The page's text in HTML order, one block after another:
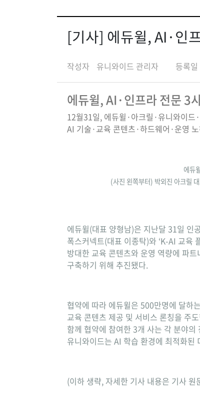
[기사] 에듀윌, AI·인
작성자 유니와이드 관리자 등록일
에듀윌, AI·인프라 전문 3
12월31일, 에듀윌·아크릴·유니와이드
AI 기술·교육 콘텐츠·하드웨어·운영
에듀
(사진 왼쪽부터) 박외진 아크릴
에듀윌(대표 양형남)은 지난달 31일 인
폭스커넥트(대표 이종탁)와 ‘K-AI 교육
방대한 교육 콘텐츠와 운영 역량에 파
구축하기 위해 추진됐다.
협약에 따라 에듀윌은 500만명에 달하
교육 콘텐츠 제공 및 서비스 론칭을 주
함께 협약에 참여한 3개 사는 각 분야
유니와이드는 AI 학습 환경에 최적화
(이하 생략, 자세한 기사 내용은 기사 원